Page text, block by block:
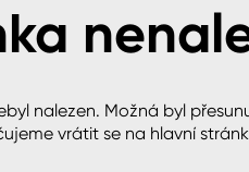
nalezen. Možná byl
vrátit se na hlavní